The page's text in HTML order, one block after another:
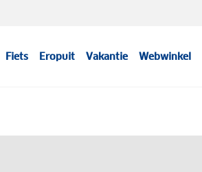
Fiets Eropuit Vakantie Webwinkel